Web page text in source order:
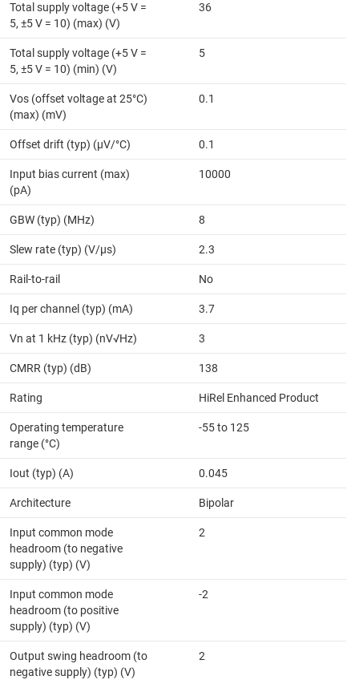
Total supply voltage (+5 V =
5, ±5 V = 10) (max) (V)
36
Total supply voltage (+5 V =
5, ±5 V = 10) (min) (V)
5
Vos (offset voltage at 25°C)
(max) (mV)
0.1
Offset drift (typ) (µV/°C) 0.1
Input bias current (max)
(pA)
10000
GBW (typ) (MHz) 8
Slew rate (typ) (V/µs) 2.3
Rail-to-rail No
Iq per channel (typ) (mA) 3.7
Vn at 1 kHz (typ) (nV√Hz) 3
CMRR (typ) (dB) 138
Rating HiRel Enhanced Product
Operating temperature
range (°C)
-55 to 125
Iout (typ) (A) 0.045
Architecture Bipolar
Input common mode
headroom (to negative
supply) (typ) (V)
2
Input common mode
headroom (to positive
supply) (typ) (V)
-2
Output swing headroom (to
negative supply) (typ) (V)
2